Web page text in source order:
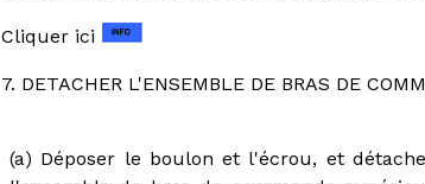
Cliquer ici
7. DETACHER L'ENSEMBLE DE BRAS DE
(a) Déposer le boulon et l'écrou, et